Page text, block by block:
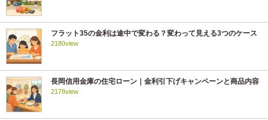
フラット35の金利は途中で変わる？変わって見える3つのケース
2180view
長岡信用金庫の住宅ローン｜金利引下げキャンペーンと商品内容
2178view